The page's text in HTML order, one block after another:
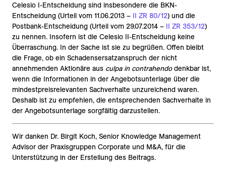
Celesio I-Entscheidung sind insbesondere die BKN-
Entscheidung (Urteil vom 11.06.2013 – II ZR 80/12) und die
Postbank-Entscheidung (Urteil vom 29.07.2014 – II ZR 353/12)
zu nennen. Insofern ist die Celesio II-Entscheidung keine
Überraschung. In der Sache ist sie zu begrüßen. Offen bleibt
die Frage, ob ein Schadensersatzanspruch der nicht
annehmenden Aktionäre aus culpa in contrahendodenkbar ist,
wenn die Informationen in der Angebotsunterlage über die
mindestpreisrelevanten Sachverhalte unzureichend waren.
Deshalb ist zu empfehlen, die entsprechenden Sachverhalte in
der Angebotsunterlage sorgfältig darzustellen.
Wir danken Dr. Birgit Koch, Senior Knowledge Management
Advisor der Praxisgruppen Corporate und M&A, für die
Unterstützung in der Erstellung des Beitrags.